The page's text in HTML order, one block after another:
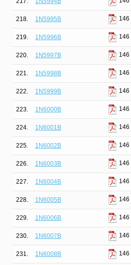
218. 1N5995B 146
219. 1N5996B 146
220. 1N5997B 146
221. 1N5998B 146
222. 1N5999B 146
223. 1N6000B 146
224. 1N6001B 146
225. 1N6002B 146
226. 1N6003B 146
227. 1N6004B 146
228. 1N6005B 146
229. 1N6006B 146
230. 1N6007B 146
231. 1N6008B 146